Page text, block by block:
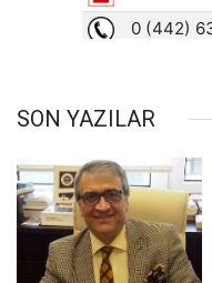
SON YAZILAR